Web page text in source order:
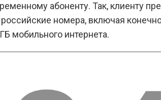
абоненту. Так, клиенту
номера, включая
мобильного интернета.